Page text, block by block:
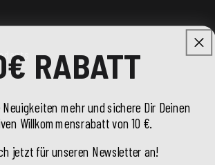
RABATT
mehr und sichere Dir Deinen
Willkommensrabatt von 10 €.
jetzt für unseren Newsletter an!